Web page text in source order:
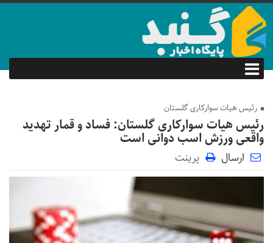
رئیس هیات سوارکاری گلستان
رئیس هیات سوارکاری گلستان: فساد و قمار تهدید
واقعی ورزش اسب دوانی است
ارسال پرینت